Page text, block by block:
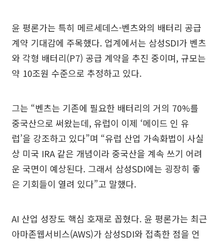
윤 평론가는 특히 메르세데스-벤츠와의 배터리 공급
계약 기대감에 주목했다. 업계에서는 삼성SDI가 벤츠
와 각형 배터리(P7) 공급 계약을 추진 중이며, 규모는
약 10조원 수준으로 추정하고 있다.
그는 “벤츠는 기존에 필요한 배터리의 거의 70%를
중국산으로 써왔는데, 유럽이 이제 ‘메이드 인 유
럽’을 강조하고 있다”며 “유럽 산업 가속화법이 사실
상 미국 IRA 같은 개념이라 중국산을 계속 쓰기 어려
운 국면이 예상된다. 그래서 삼성SDI에는 굉장히 좋
은 기회들이 열려 있다”고 말했다.
AI 산업 성장도 핵심 호재로 꼽혔다. 윤 평론가는 최근
아마존웹서비스(AWS)가 삼성SDI와 접촉한 점을 언